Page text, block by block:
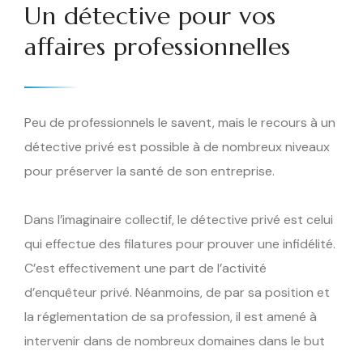
Un détective pour vos
affaires professionnelles
Peu de professionnels le savent, mais le recours à un
détective privé est possible à de nombreux niveaux
pour préserver la santé de son entreprise.
Dans l’imaginaire collectif, le détective privé est celui
qui effectue des filatures pour prouver une infidélité.
C’est effectivement une part de l’activité
d’enquêteur privé. Néanmoins, de par sa position et
la réglementation de sa profession, il est amené à
intervenir dans de nombreux domaines dans le but